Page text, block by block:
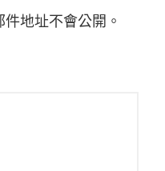
地址不會公開。